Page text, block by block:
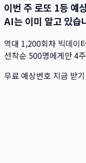
이번 주 로또 1등 예
AI는 이미 알고 있습
역대 1,200회차 빅데이
선착순 500명에게만 4
무료 예상번호 지금 받기